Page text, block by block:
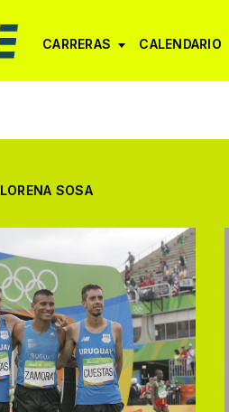
CARRERAS CALENDARIO
LORENA SOSA